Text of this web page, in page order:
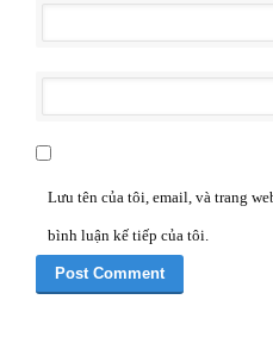
Lưu tên của tôi, email, và trang
bình luận kế tiếp của tôi.